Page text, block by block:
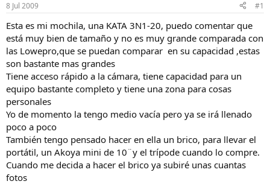
o
r
d
e
l
t
e
m
a
i
n
i
c
i
o
8 Jul 2009 #1
Esta es mi mochila, una KATA 3N1-20, puedo comentar que
está muy bien de tamaño y no es muy grande comparada con
las Lowepro,que se puedan comparar en su capacidad ,estas
son bastante mas grandes
Tiene acceso rápido a la cámara, tiene capacidad para un
equipo bastante completo y tiene una zona para cosas
personales
Yo de momento la tengo medio vacía pero ya se irá llenado
poco a poco
También tengo pensado hacer en ella un brico, para llevar el
portátil, un Akoya mini de 10¨y el trípode cuando lo compre.
Cuando me decida a hacer el brico ya subiré unas cuantas
fotos